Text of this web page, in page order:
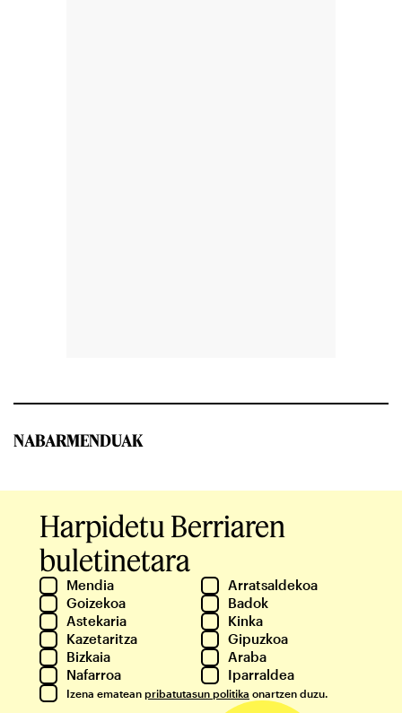
NABARMENDUAK
Harpidetu Berriaren
buletinetara
Mendia
Arratsaldekoa
Goizekoa
Badok
Astekaria
Kinka
Kazetaritza
Gipuzkoa
Bizkaia
Araba
Nafarroa
Iparraldea
Izena ematean pribatutasun politika onartzen duzu.